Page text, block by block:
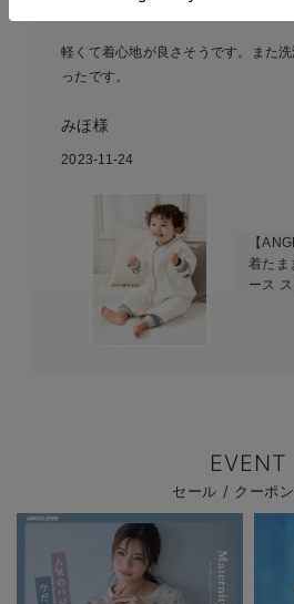
軽くて着心地が良さそうです。また
ったです。
みほ様
2023-11-24
【
着たま
ース
EVENT
セール / クーポ